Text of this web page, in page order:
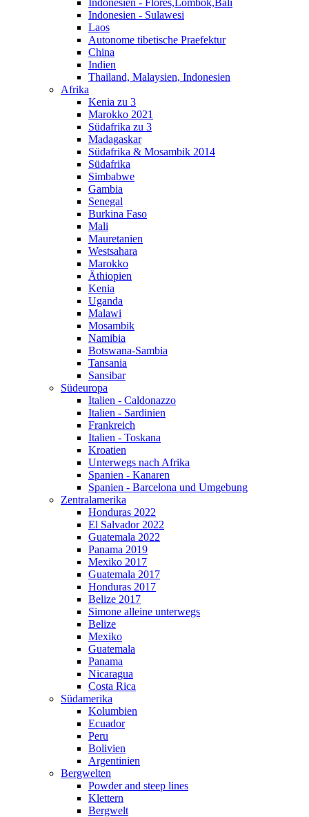
Indonesien - Sulawesi
Laos
Autonome tibetische Praefektur
China
Indien
Thailand, Malaysien, Indonesien
Afrika
Kenia zu 3
Marokko 2021
Südafrika zu 3
Madagaskar
Südafrika & Mosambik 2014
Südafrika
Simbabwe
Gambia
Senegal
Burkina Faso
Mali
Mauretanien
Westsahara
Marokko
Äthiopien
Kenia
Uganda
Malawi
Mosambik
Namibia
Botswana-Sambia
Tansania
Sansibar
Südeuropa
Italien - Caldonazzo
Italien - Sardinien
Frankreich
Italien - Toskana
Kroatien
Unterwegs nach Afrika
Spanien - Kanaren
Spanien - Barcelona und Umgebung
Zentralamerika
Honduras 2022
El Salvador 2022
Guatemala 2022
Panama 2019
Mexiko 2017
Guatemala 2017
Honduras 2017
Belize 2017
Simone alleine unterwegs
Belize
Mexiko
Guatemala
Panama
Nicaragua
Costa Rica
Südamerika
Kolumbien
Ecuador
Peru
Bolivien
Argentinien
Bergwelten
Powder and steep lines
Klettern
Bergwelt